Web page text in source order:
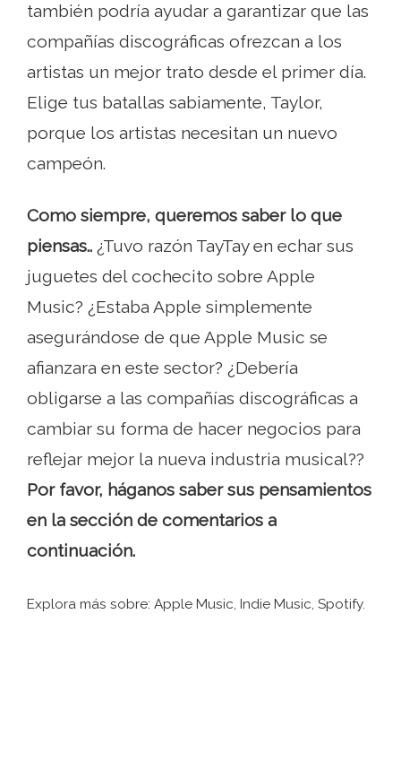
también podría ayudar a garantizar que las
compañías discográficas ofrezcan a los
artistas un mejor trato desde el primer día.
Elige tus batallas sabiamente, Taylor,
porque los artistas necesitan un nuevo
campeón.
Como siempre, queremos saber lo que
piensas.. ¿Tuvo razón TayTay en echar sus
juguetes del cochecito sobre Apple
Music? ¿Estaba Apple simplemente
asegurándose de que Apple Music se
afianzara en este sector? ¿Debería
obligarse a las compañías discográficas a
cambiar su forma de hacer negocios para
reflejar mejor la nueva industria musical??
Por favor, háganos saber sus pensamientos
en la sección de comentarios a
continuación.
Explora más sobre: ​​Apple Music, Indie Music, Spotify.